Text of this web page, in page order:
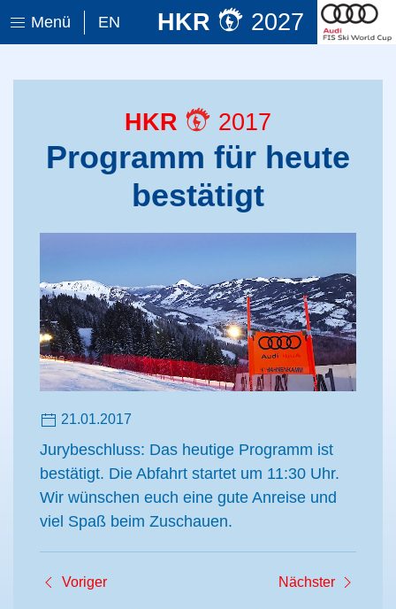
Menü EN HKR 2027
HKR 2017
Programm für heute
bestätigt
21.01.2017
Jurybeschluss: Das heutige Programm ist
bestätigt. Die Abfahrt startet um 11:30 Uhr.
Wir wünschen euch eine gute Anreise und
viel Spaß beim Zuschauen.
Voriger Nächster